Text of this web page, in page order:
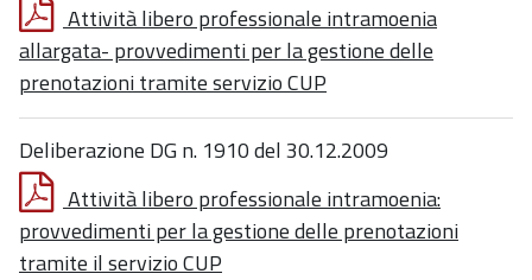
Attività libero professionale intramoenia
allargata- provvedimenti per la gestione delle
prenotazioni tramite servizio CUP
Deliberazione DG n. 1910 del 30.12.2009
Attività libero professionale intramoenia:
provvedimenti per la gestione delle prenotazioni
tramite il servizio CUP